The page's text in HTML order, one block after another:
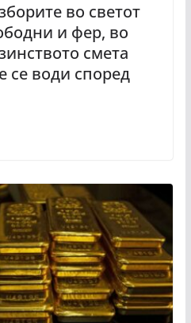
во светoт
и фер, во
смета
се води според